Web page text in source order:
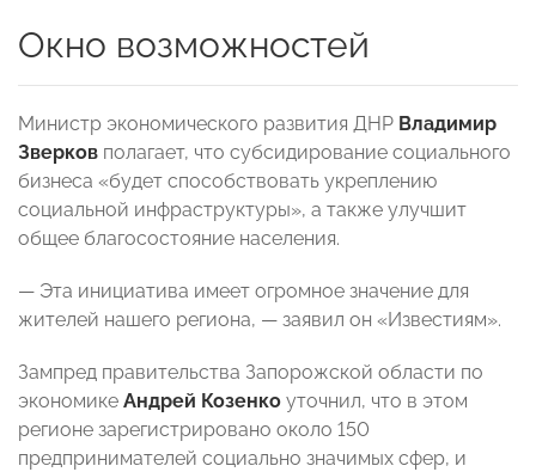
Окно возможностей
Министр экономического развития ДНР Владимир
Зверков полагает, что субсидирование социального
бизнеса «будет способствовать укреплению
социальной инфраструктуры», а также улучшит
общее благосостояние населения.
— Эта инициатива имеет огромное значение для
жителей нашего региона, — заявил он «Известиям».
Зампред правительства Запорожской области по
экономике Андрей Козенко уточнил, что в этом
регионе зарегистрировано около 150
предпринимателей социально значимых сфер, и